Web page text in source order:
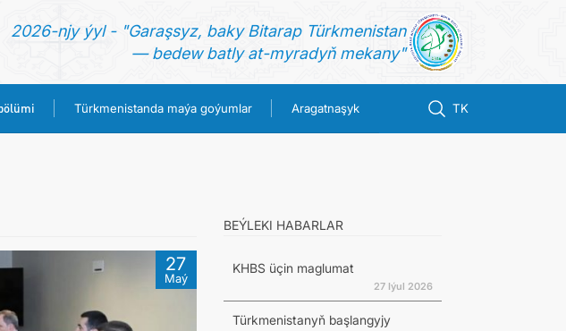
2026-njy ýyl - "Garaşsyz, baky Bitarap Türkmenistan
— bedew batly at-myradyň mekany"
Türkmenistanda maýa goýumlar Aragatnaşyk TK
DIM 27
Maý
BEÝLEKI HABARLAR
KHBS üçin maglumat
27 Iýul 2026
Türkmenistanyň başlangyjy